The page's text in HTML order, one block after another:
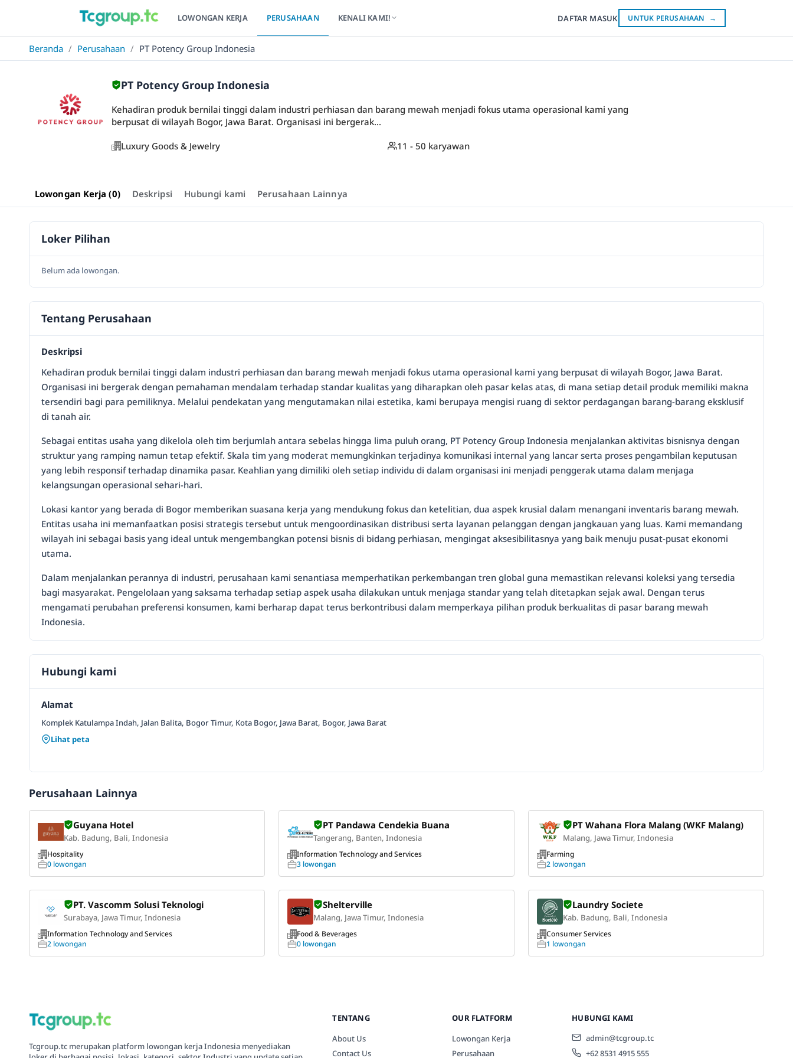
LOWONGAN KERJA PERUSAHAAN KENALI KAMI! DAFTAR MASUK UNTUK PERUSAHAAN →
Beranda / Perusahaan / PT Potency Group Indonesia
PT Potency Group Indonesia
Kehadiran produk bernilai tinggi dalam industri perhiasan dan barang mewah menjadi fokus utama operasional kami yang
berpusat di wilayah Bogor, Jawa Barat. Organisasi ini bergerak...
Luxury Goods & Jewelry 11 - 50 karyawan
Lowongan Kerja (0) Deskripsi Hubungi kami Perusahaan Lainnya
Loker Pilihan
Belum ada lowongan.
Tentang Perusahaan
Deskripsi
Kehadiran produk bernilai tinggi dalam industri perhiasan dan barang mewah menjadi fokus utama operasional kami yang berpusat di wilayah Bogor, Jawa Barat.
Organisasi ini bergerak dengan pemahaman mendalam terhadap standar kualitas yang diharapkan oleh pasar kelas atas, di mana setiap detail produk memiliki makna
tersendiri bagi para pemiliknya. Melalui pendekatan yang mengutamakan nilai estetika, kami berupaya mengisi ruang di sektor perdagangan barang-barang eksklusif
di tanah air.
Sebagai entitas usaha yang dikelola oleh tim berjumlah antara sebelas hingga lima puluh orang, PT Potency Group Indonesia menjalankan aktivitas bisnisnya dengan
struktur yang ramping namun tetap efektif. Skala tim yang moderat memungkinkan terjadinya komunikasi internal yang lancar serta proses pengambilan keputusan
yang lebih responsif terhadap dinamika pasar. Keahlian yang dimiliki oleh setiap individu di dalam organisasi ini menjadi penggerak utama dalam menjaga
kelangsungan operasional sehari-hari.
Lokasi kantor yang berada di Bogor memberikan suasana kerja yang mendukung fokus dan ketelitian, dua aspek krusial dalam menangani inventaris barang mewah.
Entitas usaha ini memanfaatkan posisi strategis tersebut untuk mengoordinasikan distribusi serta layanan pelanggan dengan jangkauan yang luas. Kami memandang
wilayah ini sebagai basis yang ideal untuk mengembangkan potensi bisnis di bidang perhiasan, mengingat aksesibilitasnya yang baik menuju pusat-pusat ekonomi
utama.
Dalam menjalankan perannya di industri, perusahaan kami senantiasa memperhatikan perkembangan tren global guna memastikan relevansi koleksi yang tersedia
bagi masyarakat. Pengelolaan yang saksama terhadap setiap aspek usaha dilakukan untuk menjaga standar yang telah ditetapkan sejak awal. Dengan terus
mengamati perubahan preferensi konsumen, kami berharap dapat terus berkontribusi dalam memperkaya pilihan produk berkualitas di pasar barang mewah
Indonesia.
Hubungi kami
Alamat
Komplek Katulampa Indah, Jalan Balita, Bogor Timur, Kota Bogor, Jawa Barat, Bogor, Jawa Barat
Lihat peta
Perusahaan Lainnya
Guyana Hotel
Kab. Badung, Bali, Indonesia
Hospitality
0 lowongan
PT Pandawa Cendekia Buana
Tangerang, Banten, Indonesia
Information Technology and Services
3 lowongan
PT Wahana Flora Malang (WKF Malang)
Malang, Jawa Timur, Indonesia
Farming
2 lowongan
PT. Vascomm Solusi Teknologi
Surabaya, Jawa Timur, Indonesia
Information Technology and Services
2 lowongan
Shelterville
Malang, Jawa Timur, Indonesia
Food & Beverages
0 lowongan
Laundry Societe
Kab. Badung, Bali, Indonesia
Consumer Services
1 lowongan
Tcgroup.tc merupakan platform lowongan kerja Indonesia menyediakan
TENTANG
About Us
Contact Us
OUR FLATFORM
Lowongan Kerja
Perusahaan
HUBUNGI KAMI
admin@tcgroup.tc
+62 8531 4915 555